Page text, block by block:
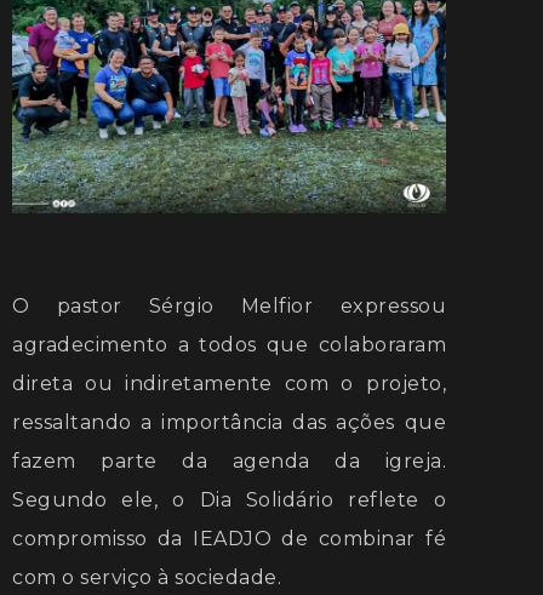
O pastor Sérgio Melfior expressou
agradecimento a todos que colaboraram
direta ou indiretamente com o projeto,
ressaltando a importância das ações que
fazem parte da agenda da igreja.
Segundo ele, o Dia Solidário reflete o
compromisso da IEADJO de combinar fé
com o serviço à sociedade.